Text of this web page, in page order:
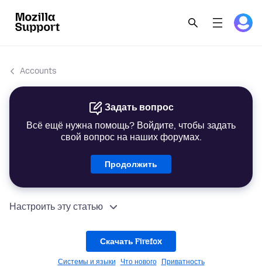
Accounts
Задать вопрос
Всё ещё нужна помощь? Войдите, чтобы задать
свой вопрос на наших форумах.
Продолжить
Настроить эту статью
Скачать Firefox
Системы и языки Что нового Приватность